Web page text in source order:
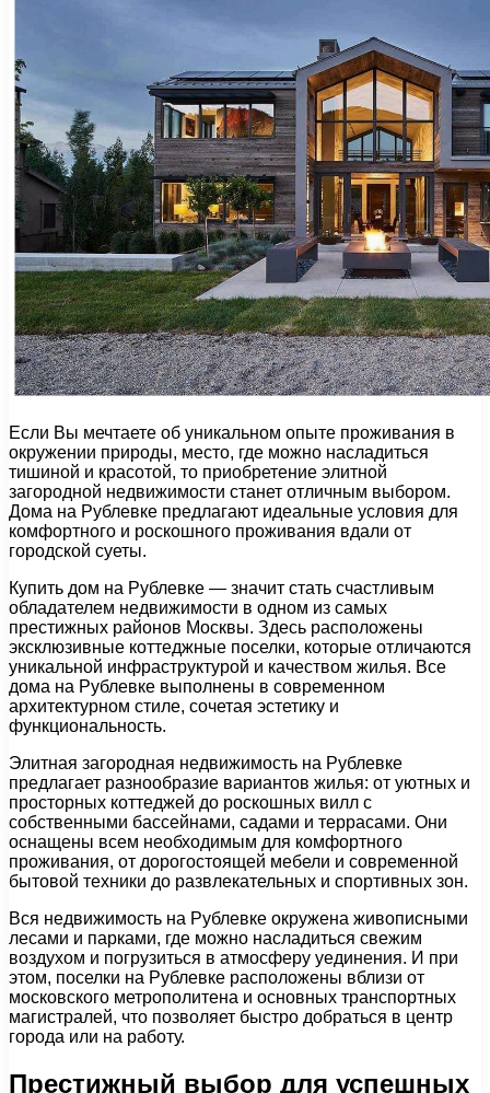
Если Вы мечтаете об уникальном опыте проживания в
окружении природы, место, где можно насладиться
тишиной и красотой, то приобретение элитной
загородной недвижимости станет отличным выбором.
Дома на Рублевке предлагают идеальные условия для
комфортного и роскошного проживания вдали от
городской суеты.
Купить дом на Рублевке — значит стать счастливым
обладателем недвижимости в одном из самых
престижных районов Москвы. Здесь расположены
эксклюзивные коттеджные поселки, которые отличаются
уникальной инфраструктурой и качеством жилья. Все
дома на Рублевке выполнены в современном
архитектурном стиле, сочетая эстетику и
функциональность.
Элитная загородная недвижимость на Рублевке
предлагает разнообразие вариантов жилья: от уютных и
просторных коттеджей до роскошных вилл с
собственными бассейнами, садами и террасами. Они
оснащены всем необходимым для комфортного
проживания, от дорогостоящей мебели и современной
бытовой техники до развлекательных и спортивных зон.
Вся недвижимость на Рублевке окружена живописными
лесами и парками, где можно насладиться свежим
воздухом и погрузиться в атмосферу уединения. И при
этом, поселки на Рублевке расположены вблизи от
московского метрополитена и основных транспортных
магистралей, что позволяет быстро добраться в центр
города или на работу.
Престижный выбор для успешных